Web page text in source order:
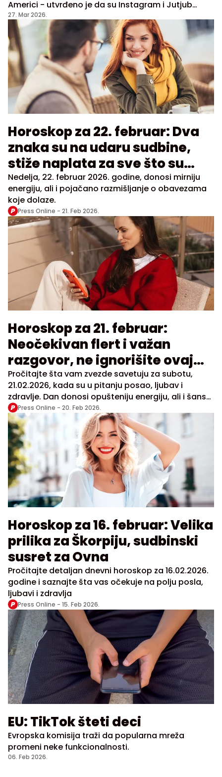
Americi - utvrđeno je da su Instagram i Jutjub
(YouTube) odgovorni za njenu zavisnost
27. Mar 2026.
Horoskop za 22. februar: Dva
znaka su na udaru sudbine,
stiže naplata za sve što su
radili
Nedelja, 22. februar 2026. godine, donosi mirniju
energiju, ali i pojačano razmišljanje o obavezama
koje dolaze.
Press Online - 21. Feb 2026.
Horoskop za 21. februar:
Neočekivan flert i važan
razgovor, ne ignorišite ovaj
susret
Pročitajte šta vam zvezde savetuju za subotu,
21.02.2026, kada su u pitanju posao, ljubav i
zdravlje. Dan donosi opušteniju energiju, ali i šanse
za zanimljiva poznanstva.
Press Online - 20. Feb 2026.
Horoskop za 16. februar: Velika
prilika za Škorpiju, sudbinski
susret za Ovna
Pročitajte detaljan dnevni horoskop za 16.02.2026.
godine i saznajte šta vas očekuje na polju posla,
ljubavi i zdravlja
Press Online - 15. Feb 2026.
EU: TikTok šteti deci
Evropska komisija traži da popularna mreža
promeni neke funkcionalnosti.
06. Feb 2026.